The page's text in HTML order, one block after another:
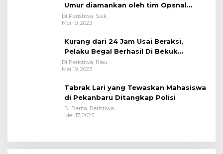
Umur diamankan oleh tim Opsnal
Polsek Tualang-Polres Siak-Polda Riau
Di Peristiwa, Siak
Mei 19, 2023
Kurang dari 24 Jam Usai Beraksi,
Pelaku Begal Berhasil Di Bekuk
Satreskrim Polres Kuansing
Di Peristiwa, Riau
Mei 19, 2023
Tabrak Lari yang Tewaskan Mahasiswa
di Pekanbaru Ditangkap Polisi
Di Berita, Peristiwa
Mei 17, 2023